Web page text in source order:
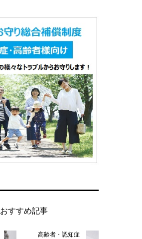
おすすめ記事
高齢者・認知症